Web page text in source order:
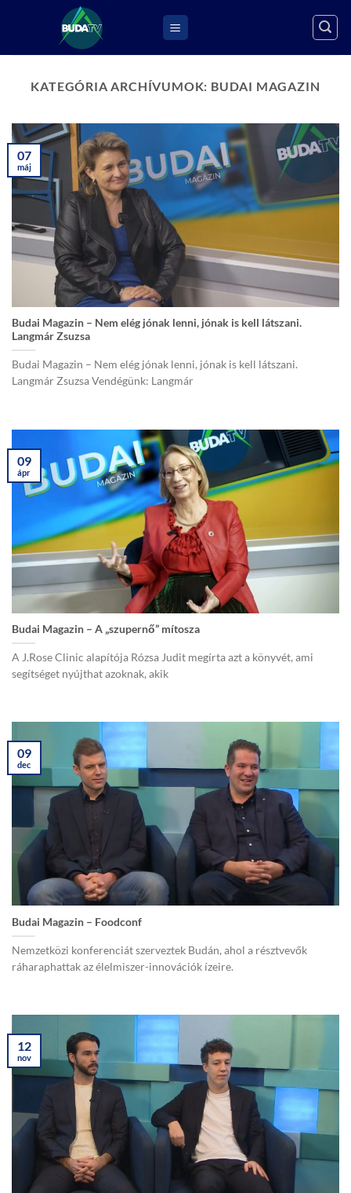
KATEGÓRIA ARCHÍVUMOK: BUDAI MAGAZIN
Budai Magazin – Nem elég jónak lenni, jónak is kell látszani.
Langmár Zsuzsa
Budai Magazin – Nem elég jónak lenni, jónak is kell látszani.
Langmár Zsuzsa Vendégünk: Langmár
07
máj
Budai Magazin – A „szupernő” mítosza
A J.Rose Clinic alapítója Rózsa Judit megírta azt a könyvét, ami
segítséget nyújthat azoknak, akik
09
ápr
Budai Magazin – Foodconf
Nemzetközi konferenciát szerveztek Budán, ahol a résztvevők
ráharaphattak az élelmiszer-innovációk ízeire.
09
dec
12
nov